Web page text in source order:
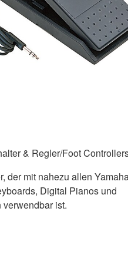
& Regler/Foot
der mit nahezu allen
Digital Pianos und
ist.